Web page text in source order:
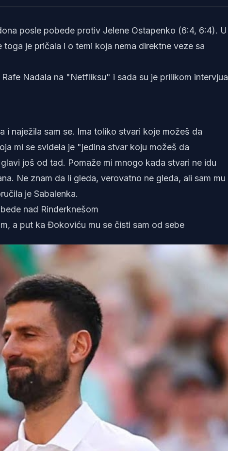
posle pobede protiv Jelene Ostapenko (6:4, 6:4). U
je pričala i o temi koja nema direktne veze sa
Nadala na "Netfliksu" i sada su je prilikom intervjua
i naježila sam se. Ima toliko stvari koje možeš da
mi se svidela je "jedina stvar koju možeš da
još od tad. Pomaže mi mnogo kada stvari ne idu
Ne znam da li gleda, verovatno ne gleda, ali sam mu
je Sabalenka.
nad Rinderknešom
a put ka Đokoviću mu se čisti sam od sebe